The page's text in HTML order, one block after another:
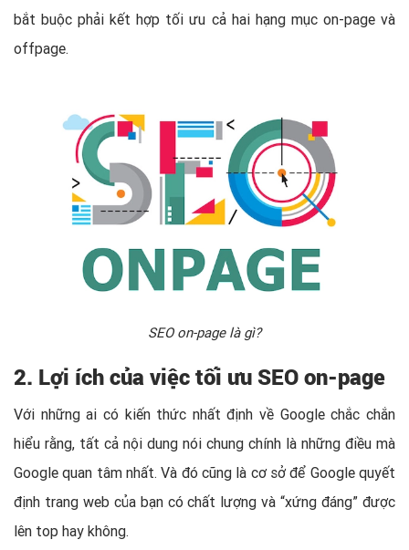
bắt buộc phải kết hợp tối ưu cả hai hạng mục on-page và
offpage.
SEO on-page là gì?
2. Lợi ích của việc tối ưu SEO on-page
Với những ai có kiến thức nhất định về Google chắc chắn
hiểu rằng, tất cả nội dung nói chung chính là những điều mà
Google quan tâm nhất. Và đó cũng là cơ sở để Google quyết
định trang web của bạn có chất lượng và “xứng đáng” được
lên top hay không.